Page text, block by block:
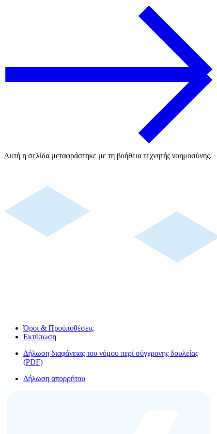
Αυτή η σελίδα μεταφράστηκε με τη βοήθεια τεχνητής νοημοσύνης.
Όροι & Προϋποθέσεις
Εκτύπωση
Δήλωση διαφάνειας του νόμου περί σύγχρονης δουλείας
(PDF)
Δήλωση απορρήτου